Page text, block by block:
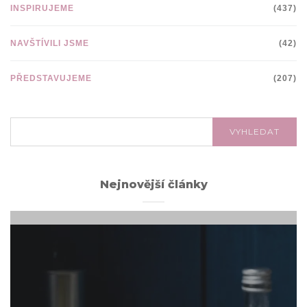
INSPIRUJEME (437)
NAVŠTÍVILI JSME (42)
PŘEDSTAVUJEME (207)
VYHLEDAT
Nejnovější články